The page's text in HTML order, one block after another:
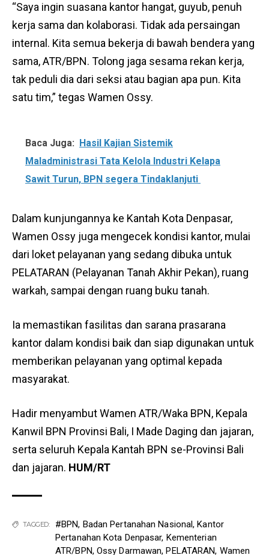
“Saya ingin suasana kantor hangat, guyub, penuh
kerja sama dan kolaborasi. Tidak ada persaingan
internal. Kita semua bekerja di bawah bendera yang
sama, ATR/BPN. Tolong jaga sesama rekan kerja,
tak peduli dia dari seksi atau bagian apa pun. Kita
satu tim,” tegas Wamen Ossy.
Baca Juga: Hasil Kajian Sistemik
Maladministrasi Tata Kelola Industri Kelapa
Sawit Turun, BPN segera Tindaklanjuti
Dalam kunjungannya ke Kantah Kota Denpasar,
Wamen Ossy juga mengecek kondisi kantor, mulai
dari loket pelayanan yang sedang dibuka untuk
PELATARAN (Pelayanan Tanah Akhir Pekan), ruang
warkah, sampai dengan ruang buku tanah.
Ia memastikan fasilitas dan sarana prasarana
kantor dalam kondisi baik dan siap digunakan untuk
memberikan pelayanan yang optimal kepada
masyarakat.
Hadir menyambut Wamen ATR/Waka BPN, Kepala
Kanwil BPN Provinsi Bali, I Made Daging dan jajaran,
serta seluruh Kepala Kantah BPN se-Provinsi Bali
dan jajaran. HUM/RT
TAGGED: #BPN, Badan Pertanahan Nasional,Kantor
Pertanahan Kota Denpasar, Kementerian
ATR/BPN, Ossy Darmawan,PELATARAN, Wamen